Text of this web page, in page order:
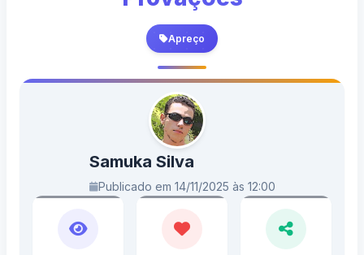
Apreço
Samuka Silva
Publicado em 14/11/2025 às 12:00